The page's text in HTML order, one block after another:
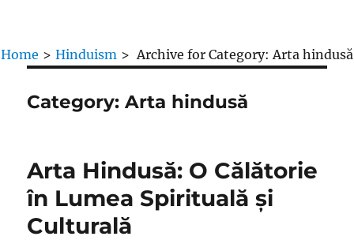
Home > Hinduism > Archive for Category:Arta hindusă
Category:Arta hindusă
Arta Hindusă: O Călătorie
în Lumea Spirituală și
Culturală